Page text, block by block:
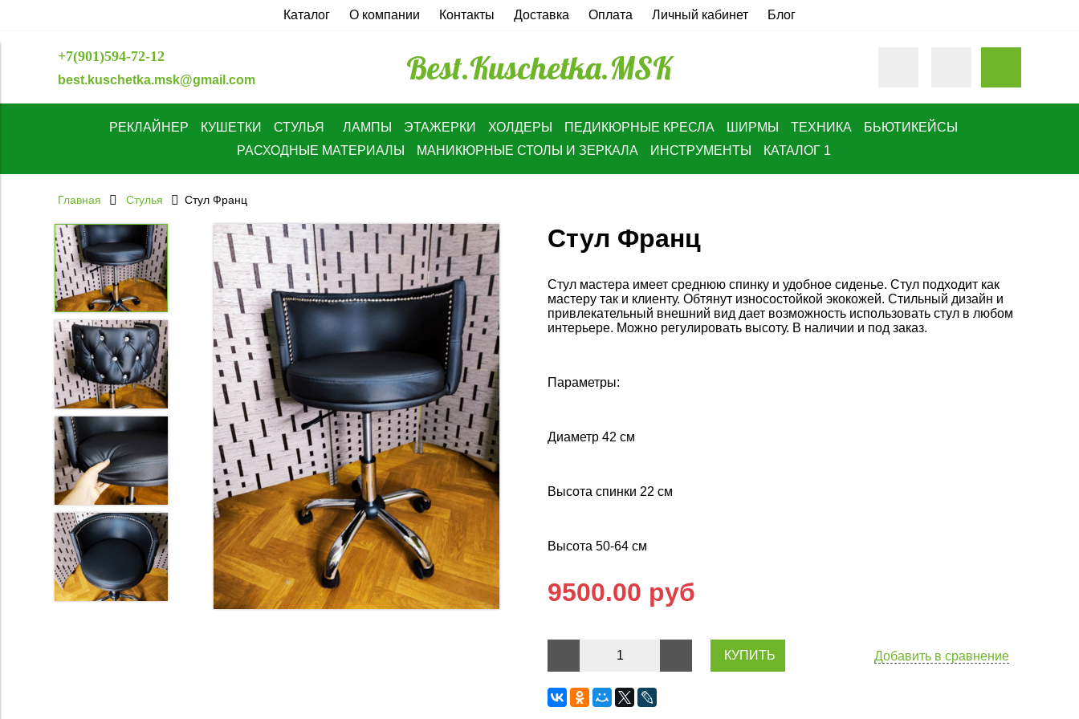
Каталог О компании Контакты Доставка Оплата Личный кабинет Блог
+7(901)594-72-12
best.kuschetka.msk@gmail.com Best.Kuschetka.MSK
РЕКЛАЙНЕР КУШЕТКИ СТУЛЬЯ ЛАМПЫ ЭТАЖЕРКИ ХОЛДЕРЫ ПЕДИКЮРНЫЕ КРЕСЛА ШИРМЫ ТЕХНИКА
БЬЮТИКЕЙСЫ
РАСХОДНЫЕ МАТЕРИАЛЫ
МАНИКЮРНЫЕ СТОЛЫ И ЗЕРКАЛА ИНСТРУМЕНТЫ КАТАЛОГ 1
Главная Стулья Стул Франц
Стул Франц
Стул мастера имеет среднюю спинку и удобное сиденье. Стул подходит как
мастеру так и клиенту. Обтянут износостойкой экокожей. Стильный дизайн и
привлекательный внешний вид дает возможность использовать стул в любом
интерьере. Можно регулировать высоту. В наличии и под заказ.
Параметры:
Диаметр 42 см
Высота спинки 22 см
Высота 50-64 см
9500.00 руб
КУПИТЬ Добавить в сравнение